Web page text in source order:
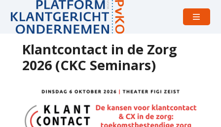
Open
Klantcontact in de Zorg
2026 (CKC Seminars)